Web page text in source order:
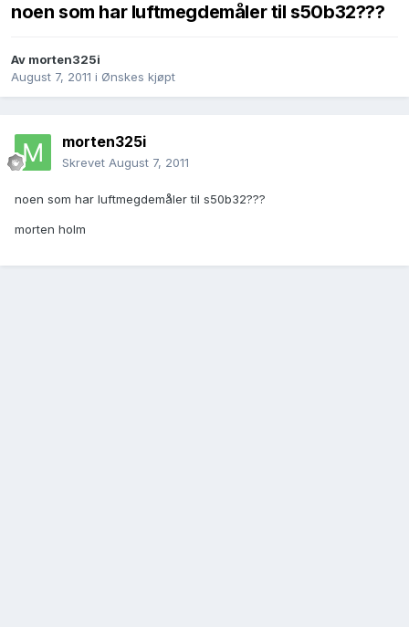
noen som har luftmegdemåler til s50b32???
Av morten325i
August 7, 2011 i Ønskes kjøpt
morten325i
Skrevet August 7, 2011
noen som har luftmegdemåler til s50b32???
morten holm